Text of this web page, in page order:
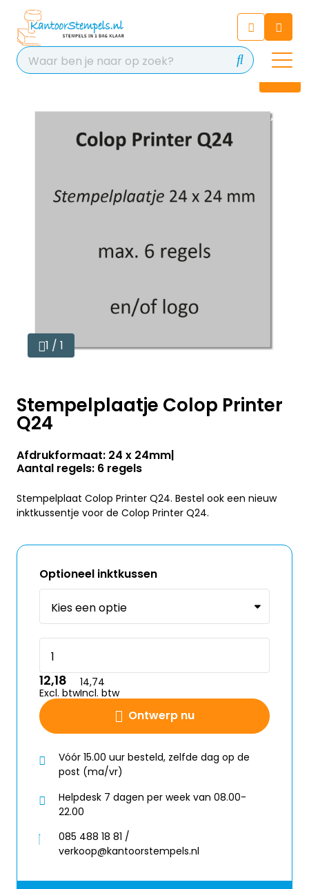
Chat 24/7 met onze chatbot
voor hulp
Contact
1 / 1
Stempelplaatje Colop Printer
Q24
Afdrukformaat: 24 x 24mm
Aantal regels: 6 regels
Stempelplaat Colop Printer Q24. Bestel ook een nieuw
inktkussentje voor de Colop Printer Q24.
Optioneel inktkussen
Ontwerp nu
12,18
Excl. btw
14,74
Incl. btw
Vóór 15.00 uur besteld, zelfde dag op de
post (ma/vr)
Helpdesk 7 dagen per week van 08.00-
22.00
085 488 18 81 /
verkoop@kantoorstempels.nl